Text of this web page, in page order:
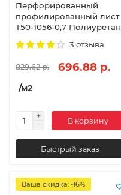
Перфорированный
профилированный лист
Т50-1056-0,7 Полиуретан
3 отзыва
829.62 р. 696.88 р.
/м2
В корзину
Быстрый заказ
Ваша скидка: -16%